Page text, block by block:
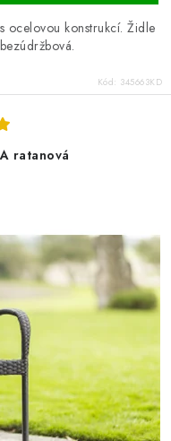
ocelovou konstrukcí. Židle
Kód: 345663KD
ratanová